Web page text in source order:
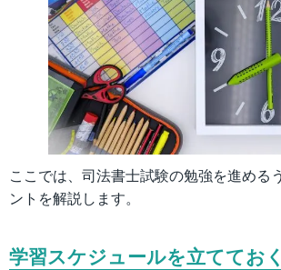
ここでは、司法書士試験の勉強を進める
ントを解説します。
学習スケジュールを立てておく